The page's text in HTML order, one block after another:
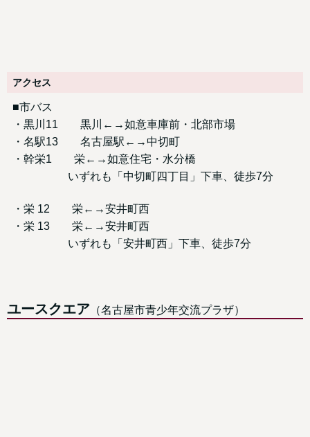
アクセス
■市バス
・黒川11 黒川←→如意車庫前・北部市場
・名駅13 名古屋駅←→中切町
・幹栄1 栄←→如意住宅・水分橋
いずれも「中切町四丁目」下車、徒歩7分
・栄 12 栄←→安井町西
・栄 13 栄←→安井町西
いずれも「安井町西」下車、徒歩7分
ユースクエア （名古屋市青少年交流プラザ）